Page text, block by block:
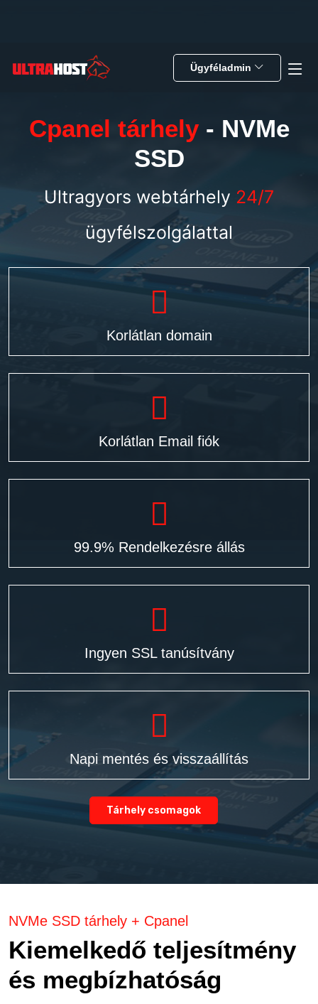
Ügyféladmin
Cpanel tárhely- NVMe
SSD
Ultragyors webtárhely 24/7
ügyfélszolgálattal
Korlátlan domain
Korlátlan Email fiók
99.9% Rendelkezésre állás
Ingyen SSL tanúsítvány
Napi mentés és visszaállítás
Tárhely csomagok
NVMe SSD tárhely + Cpanel
Kiemelkedő teljesítmény
és megbízhatóság